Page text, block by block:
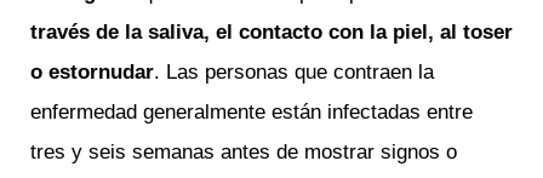
través de la saliva, el contacto con la piel, al toser
o estornudar. Las personas que contraen la
enfermedad generalmente están infectadas entre
tres y seis semanas antes de mostrar signos o